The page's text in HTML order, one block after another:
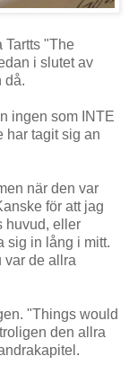
Tartts "The
i slutet av
då.
ingen som INTE
har tagit sig an
när den var
för att jag
huvud, eller
sig in lång i mitt.
var de allra
"Things would
den allra